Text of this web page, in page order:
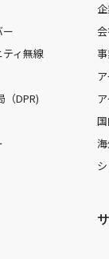
ィ無線
（DPR)